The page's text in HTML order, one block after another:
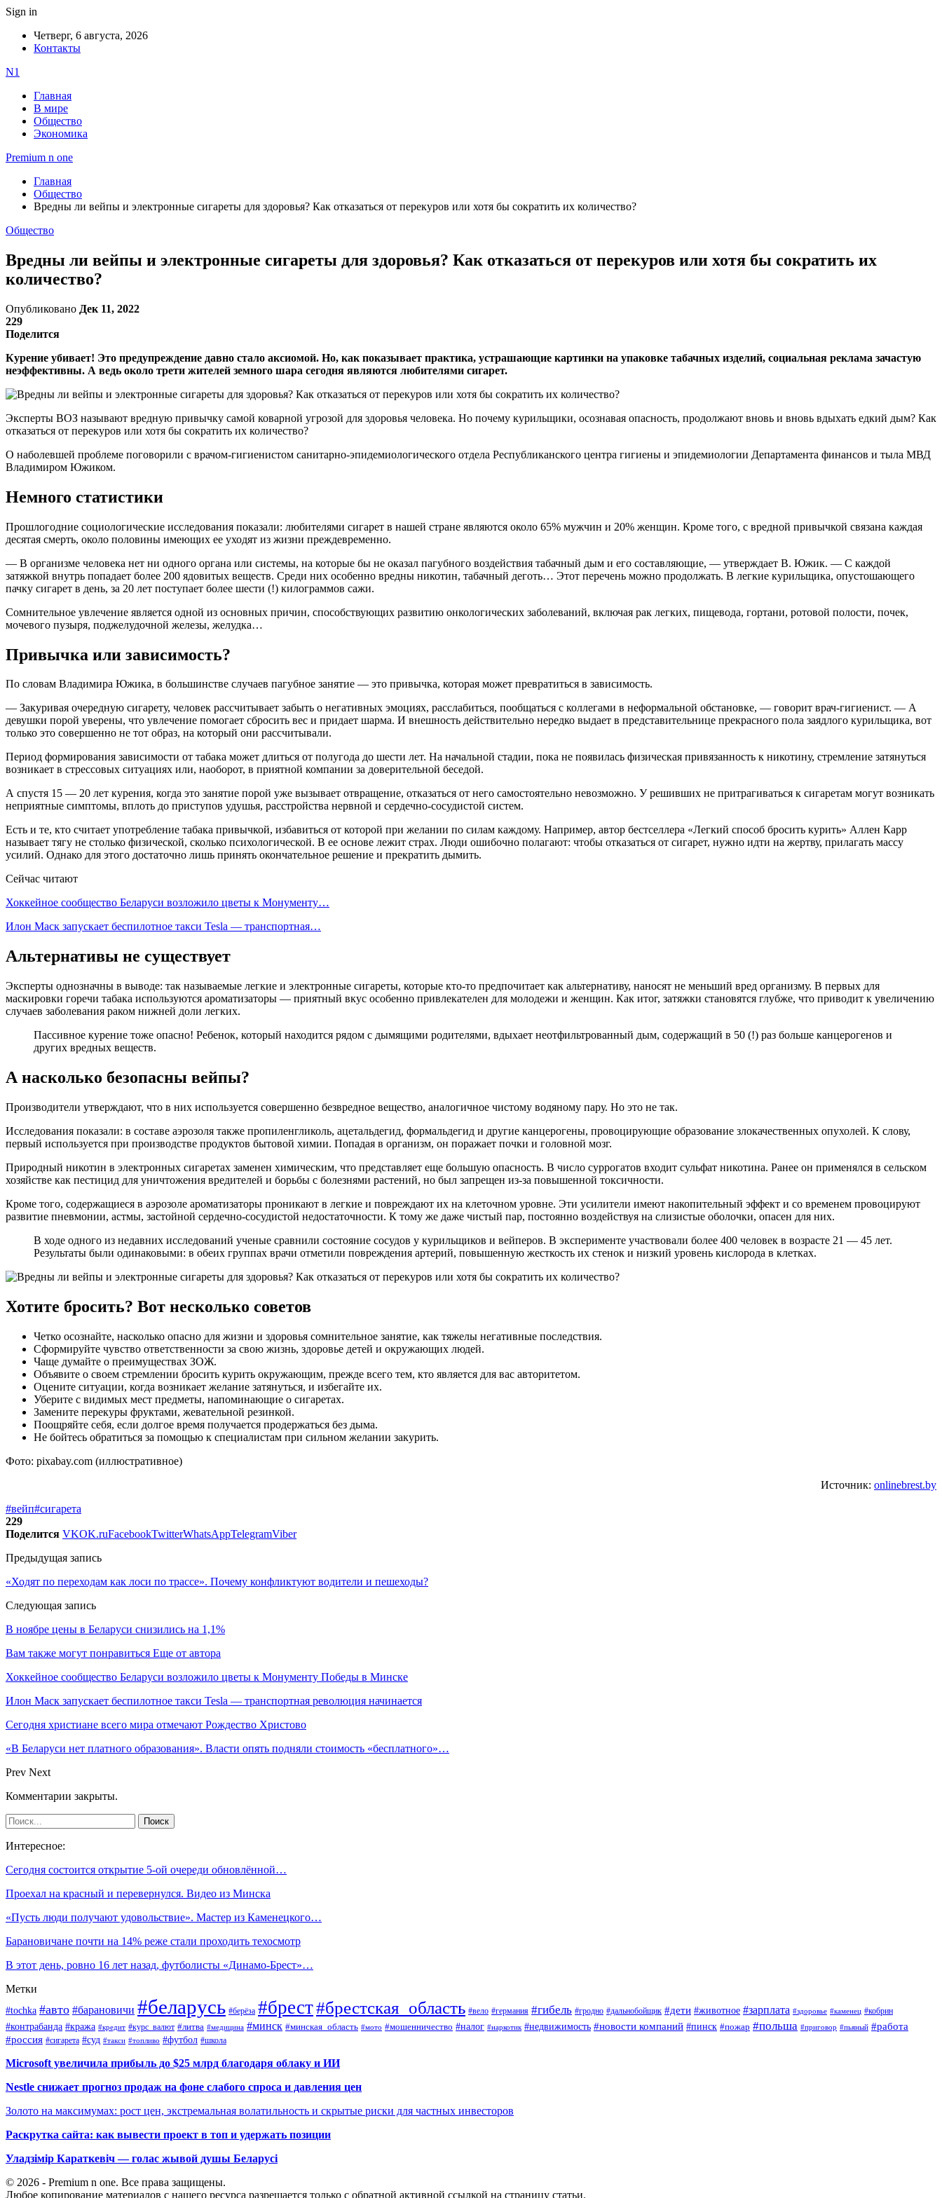
Sign in
Четверг, 6 августа, 2026
Контакты
N1
Главная
В мире
Общество
Экономика
Premium n one
Главная
Общество
Вредны ли вейпы и электронные сигареты для здоровья? Как отказаться от перекуров или хотя бы сократить их количество?
Общество
Вредны ли вейпы и электронные сигареты для здоровья? Как отказаться от перекуров или хотя бы сократить их
количество?
Опубликовано Дек 11, 2022
229
Поделится
Курение убивает! Это предупреждение давно стало аксиомой. Но, как показывает практика, устрашающие картинки на упаковке табачных изделий, социальная реклама зачастую
неэффективны. А ведь около трети жителей земного шара сегодня являются любителями сигарет.
Эксперты ВОЗ называют вредную привычку самой коварной угрозой для здоровья человека. Но почему курильщики, осознавая опасность, продолжают вновь и вновь вдыхать едкий дым? Как
отказаться от перекуров или хотя бы сократить их количество?
О наболевшей проблеме поговорили с врачом-гигиенистом санитарно-эпидемиологического отдела Республиканского центра гигиены и эпидемиологии Департамента финансов и тыла МВД
Владимиром Южиком.
Немного статистики
Прошлогодние социологические исследования показали: любителями сигарет в нашей стране являются около 65% мужчин и 20% женщин. Кроме того, с вредной привычкой связана каждая
десятая смерть, около половины имеющих ее уходят из жизни преждевременно.
— В организме человека нет ни одного органа или системы, на которые бы не оказал пагубного воздействия табачный дым и его составляющие, — утверждает В. Южик. — С каждой
затяжкой внутрь попадает более 200 ядовитых веществ. Среди них особенно вредны никотин, табачный деготь… Этот перечень можно продолжать. В легкие курильщика, опустошающего
пачку сигарет в день, за 20 лет поступает более шести (!) килограммов сажи.
Сомнительное увлечение является одной из основных причин, способствующих развитию онкологических заболеваний, включая рак легких, пищевода, гортани, ротовой полости, почек,
мочевого пузыря, поджелудочной железы, желудка…
Привычка или зависимость?
По словам Владимира Южика, в большинстве случаев пагубное занятие — это привычка, которая может превратиться в зависимость.
— Закуривая очередную сигарету, человек рассчитывает забыть о негативных эмоциях, расслабиться, пообщаться с коллегами в неформальной обстановке, — говорит врач-гигиенист. — А
девушки порой уверены, что увлечение помогает сбросить вес и придает шарма. И внешность действительно нередко выдает в представительнице прекрасного пола заядлого курильщика, вот
только это совершенно не тот образ, на который они рассчитывали.
Период формирования зависимости от табака может длиться от полугода до шести лет. На начальной стадии, пока не появилась физическая привязанность к никотину, стремление затянуться
возникает в стрессовых ситуациях или, наоборот, в приятной компании за доверительной беседой.
А спустя 15 — 20 лет курения, когда это занятие порой уже вызывает отвращение, отказаться от него самостоятельно невозможно. У решивших не притрагиваться к сигаретам могут возникать
неприятные симптомы, вплоть до приступов удушья, расстройства нервной и сердечно-сосудистой систем.
Есть и те, кто считает употребление табака привычкой, избавиться от которой при желании по силам каждому. Например, автор бестселлера «Легкий способ бросить курить» Аллен Карр
называет тягу не столько физической, сколько психологической. В ее основе лежит страх. Люди ошибочно полагают: чтобы отказаться от сигарет, нужно идти на жертву, прилагать массу
усилий. Однако для этого достаточно лишь принять окончательное решение и прекратить дымить.
Сейчас читают
Хоккейное сообщество Беларуси возложило цветы к Монументу…
Илон Маск запускает беспилотное такси Tesla — транспортная…
Альтернативы не существует
Эксперты однозначны в выводе: так называемые легкие и электронные сигареты, которые кто-то предпочитает как альтернативу, наносят не меньший вред организму. В первых для
маскировки горечи табака используются ароматизаторы — приятный вкус особенно привлекателен для молодежи и женщин. Как итог, затяжки становятся глубже, что приводит к увеличению
случаев заболевания раком нижней доли легких.
Пассивное курение тоже опасно! Ребенок, который находится рядом с дымящими родителями, вдыхает неотфильтрованный дым, содержащий в 50 (!) раз больше канцерогенов и
других вредных веществ.
А насколько безопасны вейпы?
Производители утверждают, что в них используется совершенно безвредное вещество, аналогичное чистому водяному пару. Но это не так.
Исследования показали: в составе аэрозоля также пропиленгликоль, ацетальдегид, формальдегид и другие канцерогены, провоцирующие образование злокачественных опухолей. К слову,
первый используется при производстве продуктов бытовой химии. Попадая в организм, он поражает почки и головной мозг.
Природный никотин в электронных сигаретах заменен химическим, что представляет еще большую опасность. В число суррогатов входит сульфат никотина. Ранее он применялся в сельском
хозяйстве как пестицид для уничтожения вредителей и борьбы с болезнями растений, но был запрещен из-за повышенной токсичности.
Кроме того, содержащиеся в аэрозоле ароматизаторы проникают в легкие и повреждают их на клеточном уровне. Эти усилители имеют накопительный эффект и со временем провоцируют
развитие пневмонии, астмы, застойной сердечно-сосудистой недостаточности. К тому же даже чистый пар, постоянно воздействуя на слизистые оболочки, опасен для них.
В ходе одного из недавних исследований ученые сравнили состояние сосудов у курильщиков и вейперов. В эксперименте участвовали более 400 человек в возрасте 21 — 45 лет.
Результаты были одинаковыми: в обеих группах врачи отметили повреждения артерий, повышенную жесткость их стенок и низкий уровень кислорода в клетках.
Хотите бросить? Вот несколько советов
Четко осознайте, насколько опасно для жизни и здоровья сомнительное занятие, как тяжелы негативные последствия.
Сформируйте чувство ответственности за свою жизнь, здоровье детей и окружающих людей.
Чаще думайте о преимуществах ЗОЖ.
Объявите о своем стремлении бросить курить окружающим, прежде всего тем, кто является для вас авторитетом.
Оцените ситуации, когда возникает желание затянуться, и избегайте их.
Уберите с видимых мест предметы, напоминающие о сигаретах.
Замените перекуры фруктами, жевательной резинкой.
Поощряйте себя, если долгое время получается продержаться без дыма.
Не бойтесь обратиться за помощью к специалистам при сильном желании закурить.
Фото: pixabay.com (иллюстративное)
Источник: onlinebrest.by
#вейп#сигарета
229
Поделится VKOK.ruFacebookTwitterWhatsAppTelegramViber
Предыдущая запись
«Ходят по переходам как лоси по трассе». Почему конфликтуют водители и пешеходы?
Следующая запись
В ноябре цены в Беларуси снизились на 1,1%
Вам также могут понравиться Еще от автора
Хоккейное сообщество Беларуси возложило цветы к Монументу Победы в Минске
Илон Маск запускает беспилотное такси Tesla — транспортная революция начинается
Сегодня христиане всего мира отмечают Рождество Христово
«В Беларуси нет платного образования». Власти опять подняли стоимость «бесплатного»…
Prev Next
Комментарии закрыты.
Интересное:
Сегодня состоится открытие 5-ой очереди обновлённой…
Проехал на красный и перевернулся. Видео из Минска
«Пусть люди получают удовольствие». Мастер из Каменецкого…
Барановичане почти на 14% реже стали проходить техосмотр
В этот день, ровно 16 лет назад, футболисты «Динамо-Брест»…
Метки
#tochka #авто #барановичи #беларусь #берёза #брест#брестская_область #вело #германия #гибель #гродно #дальнобойщик #дети #животное #зарплата #здоровье #каменец #кобрин
#контрабанда #кража #кредит #курс_валют #литва #медицина #минск #минская_область #мото #мошенничество #налог #наркотик #недвижимость #новости компаний #пинск #пожар #польша #приговор #пьяный #работа
#россия #сигарета #суд #такси #топливо #футбол #школа
Microsoft увеличила прибыль до $25 млрд благодаря облаку и ИИ
Nestle снижает прогноз продаж на фоне слабого спроса и давления цен
Золото на максимумах: рост цен, экстремальная волатильность и скрытые риски для частных инвесторов
Раскрутка сайта: как вывести проект в топ и удержать позиции
Уладзімір Караткевіч — голас жывой душы Беларусі
© 2026 - Premium n one. Все права защищены.
Любое копирование материалов с нашего ресурса разрешается только с обратной активной ссылкой на страницу статьи.